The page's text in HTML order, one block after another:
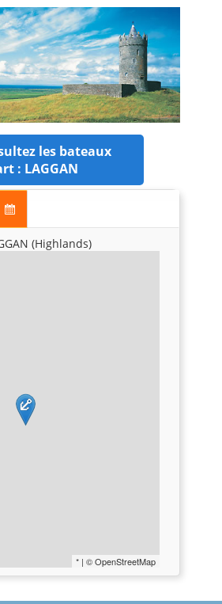
les bateaux
: LAGGAN
(Highlands)
* | © OpenStreetMap